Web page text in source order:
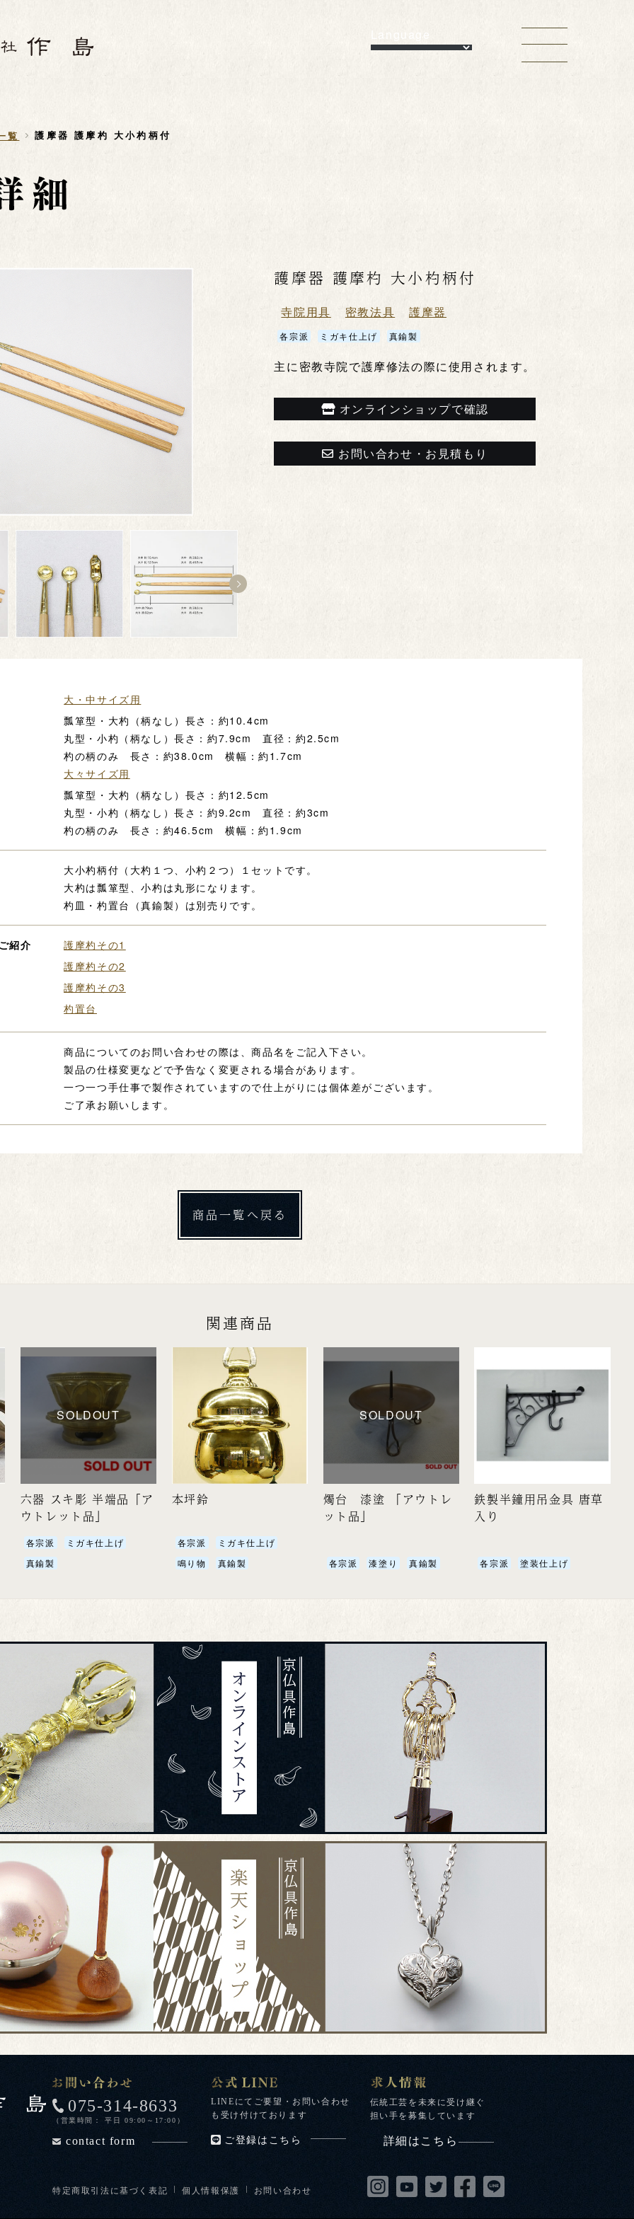
Language
覧 護摩器 護摩杓 大小杓柄付
護摩器 護摩杓 大小杓柄付
寺院用具 密教法具 護摩器
各宗派 ミガキ仕上げ 真鍮製
主に密教寺院で護摩修法の際に使用されます。
オンラインショップで確認
お問い合わせ・お見積もり
大・中サイズ用
瓢箪型・大杓（柄なし）長さ：約10.4cm
丸型・小杓（柄なし）長さ：約7.9cm 直径：約2.5cm
杓の柄のみ 長さ：約38.0cm 横幅：約1.7cm
大々サイズ用
瓢箪型・大杓（柄なし）長さ：約12.5cm
丸型・小杓（柄なし）長さ：約9.2cm 直径：約3cm
杓の柄のみ 長さ：約46.5cm 横幅：約1.9cm
大小杓柄付（大杓１つ、小杓２つ）１セットです。
大杓は瓢箪型、小杓は丸形になります。
杓皿・杓置台（真鍮製）は別売りです。
紹介
護摩杓その1
護摩杓その2
護摩杓その3
杓置台
商品についてのお問い合わせの際は、商品名をご記入下さい。
製品の仕様変更などで予告なく変更される場合があります。
一つ一つ手仕事で製作されていますので仕上がりには個体差がございます。
ご了承お願いします。
商品一覧へ戻る
関連商品
SOLDOUT
六器 スキ彫 半端品「ア
ウトレット品」
各宗派
ミガキ仕上げ
真鍮製
本坪鈴
各宗派
ミガキ仕上げ
鳴り物
真鍮製
SOLDOUT
燭台 漆塗 「アウトレ
ット品」
各宗派 漆塗り 真鍮製
鉄製半鐘用吊金具 唐草
入り
各宗派 塗装仕上げ
075-314-8633
（営業時間： 平日 09:00～17:00）
contact form
LINEにてご要望・お問い合わせ
も受け付けております
ご登録はこちら
伝統工芸を未来に受け継ぐ
担い手を募集しています
詳細はこちら
特定商取引法に基づく表記 個人情報保護 お問い合わせ